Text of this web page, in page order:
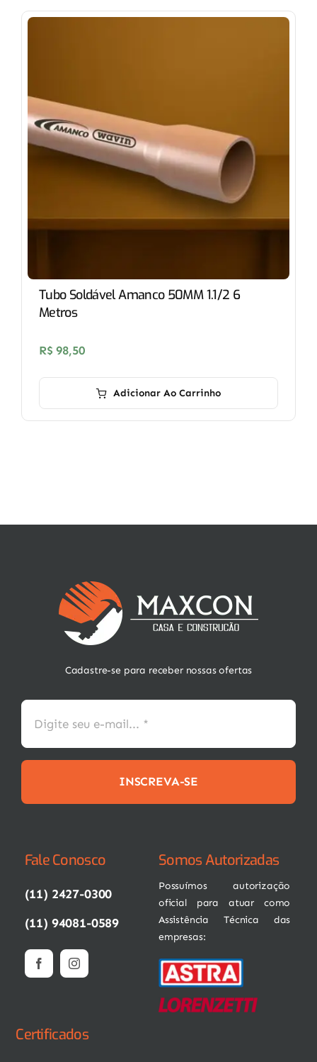
Tubo Soldável Amanco 50MM 1.1/2 6
Metros
R$ 98,50
Adicionar Ao Carrinho
Cadastre-se para receber nossas ofertas
INSCREVA-SE
Fale Conosco
(11) 2427-0300
(11) 94081-0589
Somos Autorizadas
Possuímos autorização
oficial para atuar como
Assistência Técnica das
empresas:
Certificados